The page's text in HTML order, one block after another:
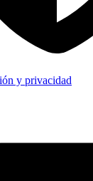
y privacidad